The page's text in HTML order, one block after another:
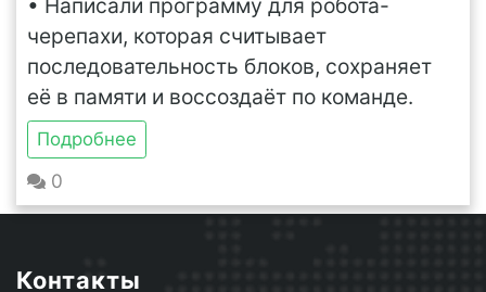
• Написали программу для робота-
черепахи, которая считывает
последовательность блоков, сохраняет
её в памяти и воссоздаёт по команде.
Подробнее
0
Контакты